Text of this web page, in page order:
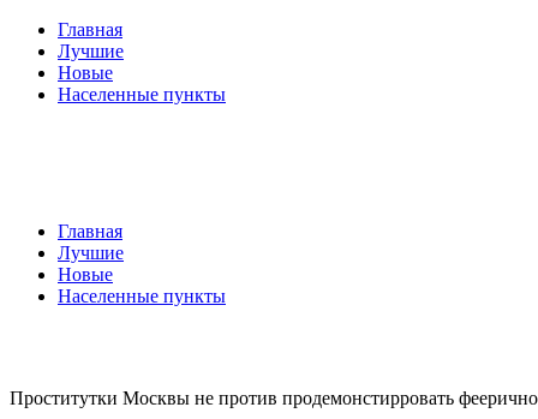
Главная
Лучшие
Новые
Населенные пункты
Главная
Лучшие
Новые
Населенные пункты
Проститутки Москвы не против продемонстирровать